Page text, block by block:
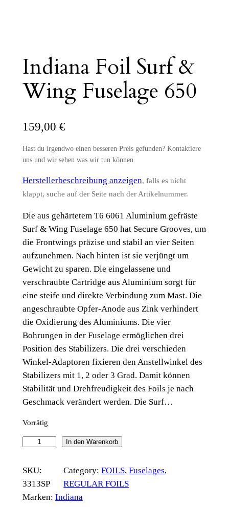
Indiana Foil Surf &
Wing Fuselage 650
159,00 €
Hast du irgendwo einen besseren Preis gefunden? Kontaktiere
uns und wir sehen was wir tun können.
Herstellerbeschreibung anzeigen, falls es nicht
klappt, suche auf der Seite nach der Artikelnummer.
Die aus gehärtetem T6 6061 Aluminium gefräste
Surf & Wing Fuselage 650 hat Secure Grooves, um
die Frontwings präzise und stabil an vier Seiten
aufzunehmen. Nach hinten ist sie verjüngt um
Gewicht zu sparen. Die eingelassene und
verschraubte Cartridge aus Aluminium sorgt für
eine steife und direkte Verbindung zum Mast. Die
angeschraubte Opfer-Anode aus Zink verhindert
die Oxidierung des Aluminiums. Die vier
Bohrungen in der Fuselage ermöglichen drei
Position des Stabilizers. Die drei verschieden
Winkel-Adaptoren fixieren den Anstellwinkel des
Stabilizers mit 1, 2 oder 3 Grad. Damit können
Stabilität und Drehfreudigkeit des Foils je nach
Geschmack verändert werden. Die Surf…
Vorrätig
d
i
a
In den Warenkorb
SKU:
3313SP
Category:FOILS, Fuselages
REGULAR FOILS
Marken: Indiana